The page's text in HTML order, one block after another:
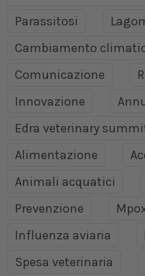
Parassitosi
Cambiamento
Comunicazione
Innovazione
Edra veterinary
Alimentazione
Animali acquatici
Prevenzione
Influenza aviaria
Spesa veterinaria